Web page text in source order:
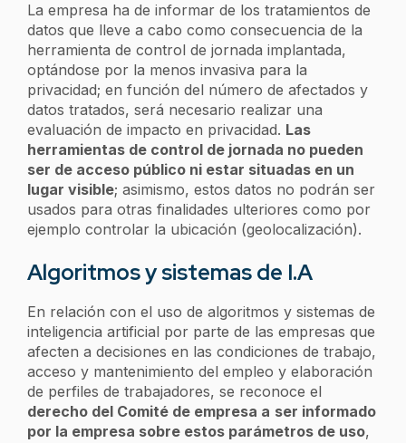
La empresa ha de informar de los tratamientos de
datos que lleve a cabo como consecuencia de la
herramienta de control de jornada implantada,
optándose por la menos invasiva para la
privacidad; en función del número de afectados y
datos tratados, será necesario realizar una
evaluación de impacto en privacidad. Las
herramientas de control de jornada no pueden
ser de acceso público ni estar situadas en un
lugar visible; asimismo, estos datos no podrán ser
usados para otras finalidades ulteriores como por
ejemplo controlar la ubicación (geolocalización).
Algoritmos y sistemas de I.A
En relación con el uso de algoritmos y sistemas de
inteligencia artificial por parte de las empresas que
afecten a decisiones en las condiciones de trabajo,
acceso y mantenimiento del empleo y elaboración
de perfiles de trabajadores, se reconoce el
derecho del Comité de empresa a ser informado
por la empresa sobre estos parámetros de uso,